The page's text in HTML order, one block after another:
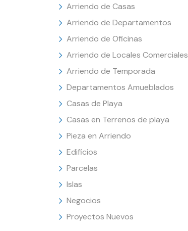
Arriendo de Casas
Arriendo de Departamentos
Arriendo de Oficinas
Arriendo de Locales Comerciales
Arriendo de Temporada
Departamentos Amueblados
Casas de Playa
Casas en Terrenos de playa
Pieza en Arriendo
Edificios
Parcelas
Islas
Negocios
Proyectos Nuevos